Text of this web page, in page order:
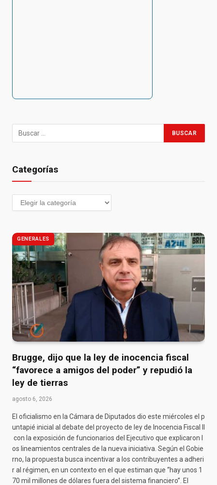
Categorías
GENERALES
Brugge, dijo que la ley de inocencia fiscal
“favorece a amigos del poder” y repudió la
ley de tierras
agosto 6, 2026
El oficialismo en la Cámara de Diputados dio este miércoles el p
untapié inicial al debate del proyecto de ley de Inocencia Fiscal II
con la exposición de funcionarios del Ejecutivo que explicaron l
os lineamientos centrales de la nueva iniciativa. Según el Gobie
rno, la propuesta busca incentivar a los contribuyentes a adheri
r al régimen, en un contexto en el que estiman que “hay unos 1
70 mil millones de dólares fuera del sistema financiero”. El